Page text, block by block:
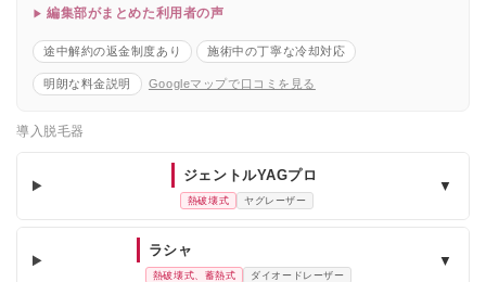
編集部がまとめた利用者の声
途中解約の返金制度あり 施術中の丁寧な冷却対応
明朗な料金説明 Googleマップで口コミを見る
導入脱毛器
ジェントルYAGプロ
熱破壊式 ヤグレーザー
▼
ラシャ
熱破壊式、蓄熱式 ダイオードレーザー
▼